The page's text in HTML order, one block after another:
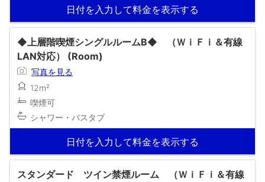
日付を入力して料金を表示する
◆上層階喫煙シングルルームB◆ （ＷｉＦｉ＆有線
LAN対応） (Room)
写真を見る
12m²
喫煙可
シャワー・バスタブ
日付を入力して料金を表示する
スタンダード ツイン禁煙ルーム （ＷｉＦｉ＆有線